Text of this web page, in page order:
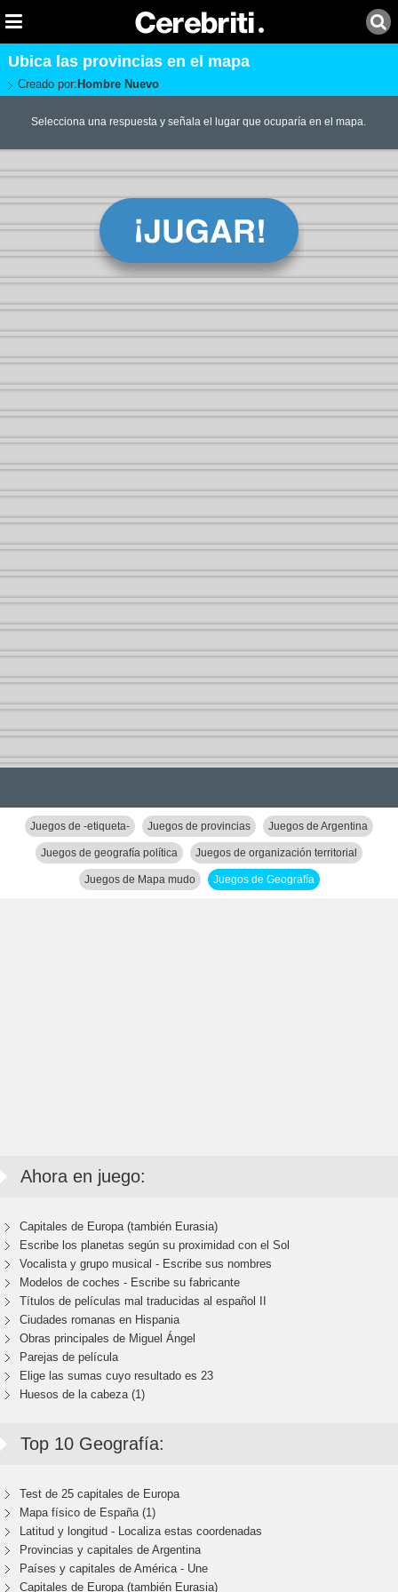
Ubica las provincias en el mapa
Creado por: Hombre Nuevo
Selecciona una respuesta y señala el lugar que ocuparía en el mapa.
Juegos de -etiqueta- Juegos de provincias Juegos de Argentina
Juegos de geografía política Juegos de organización territorial
Juegos de Mapa mudo Juegos de Geografía
Ahora en juego:
Capitales de Europa (también Eurasia)
Escribe los planetas según su proximidad con el Sol
Vocalista y grupo musical - Escribe sus nombres
Modelos de coches - Escribe su fabricante
Títulos de películas mal traducidas al español II
Ciudades romanas en Hispania
Obras principales de Miguel Ángel
Parejas de película
Elige las sumas cuyo resultado es 23
Huesos de la cabeza (1)
Top 10 Geografía:
Test de 25 capitales de Europa
Mapa físico de España (1)
Latitud y longitud - Localiza estas coordenadas
Provincias y capitales de Argentina
Países y capitales de América - Une
Capitales de Europa (también Eurasia)